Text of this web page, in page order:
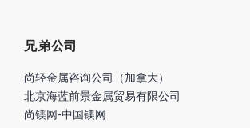
兄弟公司
尚轻金属咨询公司（加拿大）
北京海蓝前景金属贸易有限公司
尚镁网-中国镁网